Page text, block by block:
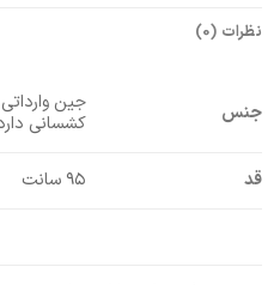
نظرات (0)
جنس
جین وارداتی
کشسانی دارد
قد ۹۵ سانت